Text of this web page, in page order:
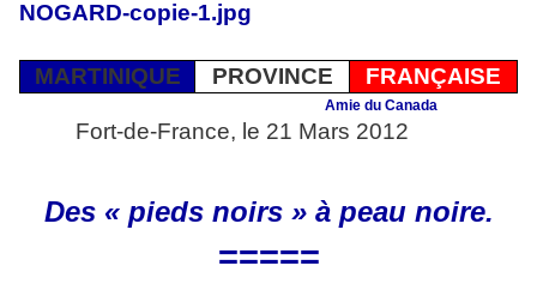
MARTINIQUE PROVINCE FRANÇAISE
Amie du Canada
Fort-de-France, le 21 Mars 2012
Des « pieds noirs » à peau noire.
=====